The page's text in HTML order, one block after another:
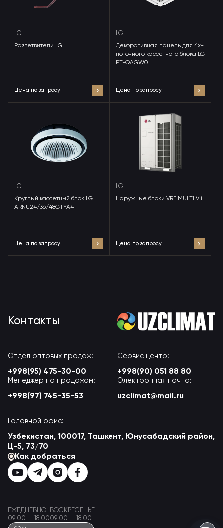
LG
Разветвители LG
Цена по запросу
LG
Декоративная панель для 4х-
поточного кассетного блока LG
PT-QAGW0
Цена по запросу
LG
Круглый кассетный блок LG
ARNU24/36/48GTYA4
Цена по запросу
LG
Наружные блоки VRF MULTI V i
Цена по запросу
Контакты
Отдел оптовых продаж:
+998(95) 475-30-00
Сервис центр:
+998(90) 051 88 80
Менеджер по продажам:
+998(97) 745-35-53
Электронная почта:
uzclimat@mail.ru
Головной офис:
Узбекистан, 100017, Ташкент, Юнусабадский район,
Ц-5, 73/70
Как добраться
ЕЖЕДНЕВНО
09:00 — 18:00
ВОСКРЕСЕНЬЕ
09:00 — 18:00